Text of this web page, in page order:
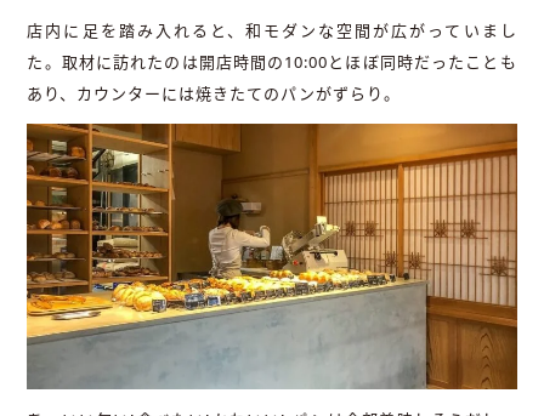
店内に足を踏み入れると、和モダンな空間が広がっていまし
た。取材に訪れたのは開店時間の10:00とほぼ同時だったことも
あり、カウンターには焼きたてのパンがずらり。